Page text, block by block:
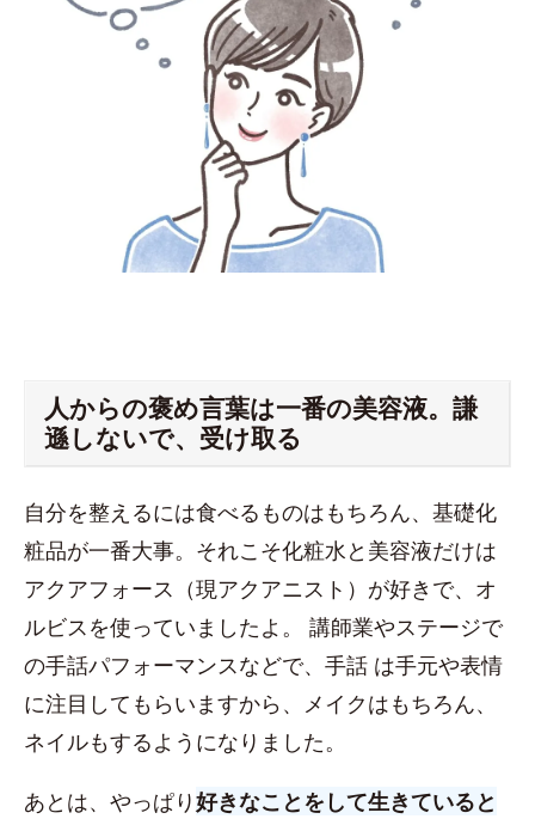
人からの褒め言葉は一番の美容液。謙
遜しないで、受け取る
自分を整えるには食べるものはもちろん、基礎化
粧品が一番大事。それこそ化粧水と美容液だけは
アクアフォース（現アクアニスト）が好きで、オ
ルビスを使っていましたよ。 講師業やステージで
の手話パフォーマンスなどで、手話 は手元や表情
に注目してもらいますから、メイクはもちろん、
ネイルもするようになりました。
あとは、やっぱり好きなことをして生きていると